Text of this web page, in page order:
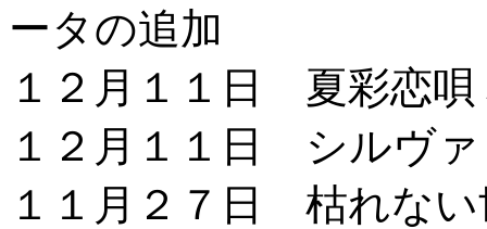
ータの追加
１２月１１日 夏彩恋唄
１２月１１日 シルヴ
１１月２７日 枯れな